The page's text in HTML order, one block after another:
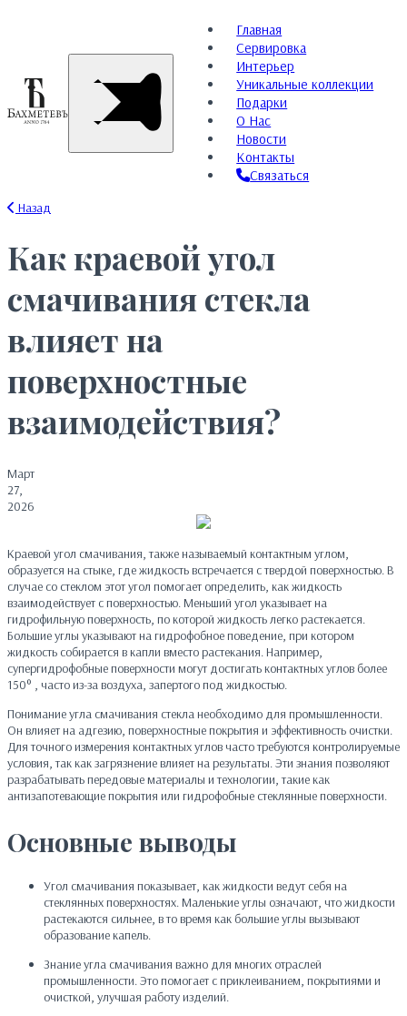
Главная
Сервировка
Интерьер
Уникальные коллекции
Подарки
О Нас
Новости
Контакты
Связаться
Назад
Как краевой угол
смачивания стекла
влияет на
поверхностные
взаимодействия?
Март
27,
2026
Краевой угол смачивания, также называемый контактным углом,
образуется на стыке, где жидкость встречается с твердой поверхностью. В
случае со стеклом этот угол помогает определить, как жидкость
взаимодействует с поверхностью. Меньший угол указывает на
гидрофильную поверхность, по которой жидкость легко растекается.
Большие углы указывают на гидрофобное поведение, при котором
жидкость собирается в капли вместо растекания. Например,
супергидрофобные поверхности могут достигать контактных углов более
150° , часто из-за воздуха, запертого под жидкостью.
Понимание угла смачивания стекла необходимо для промышленности.
Он влияет на адгезию, поверхностные покрытия и эффективность очистки.
Для точного измерения контактных углов часто требуются контролируемые
условия, так как загрязнение влияет на результаты. Эти знания позволяют
разрабатывать передовые материалы и технологии, такие как
антизапотевающие покрытия или гидрофобные стеклянные поверхности.
Основные выводы
Угол смачивания показывает, как жидкости ведут себя на
стеклянных поверхностях. Маленькие углы означают, что жидкости
растекаются сильнее, в то время как большие углы вызывают
образование капель.
Знание угла смачивания важно для многих отраслей
промышленности. Это помогает с приклеиванием, покрытиями и
очисткой, улучшая работу изделий.